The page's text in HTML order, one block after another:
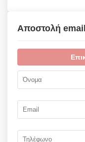
Αποστολή